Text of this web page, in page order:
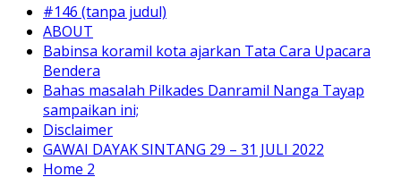
#146 (tanpa judul)
ABOUT
Babinsa koramil kota ajarkan Tata Cara Upacara
Bendera
Bahas masalah Pilkades Danramil Nanga Tayap
sampaikan ini;
Disclaimer
GAWAI DAYAK SINTANG 29 – 31 JULI 2022
Home 2